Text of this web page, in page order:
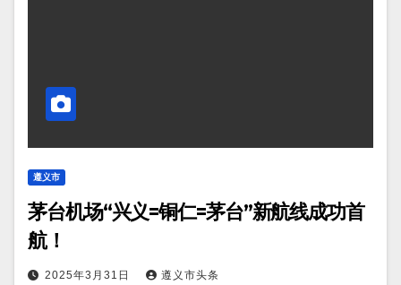
遵义市
茅台机场“兴义=铜仁=茅台”新航线成功首
航！
2025年3月31日 遵义市头条